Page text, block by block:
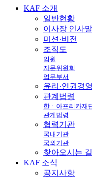
KAF 소개
일반현황
이사장 인사말
미션·비전
조직도
임원
자문위원회
업무부서
윤리·인권경영
관계법령
한ㆍ아프리카재
관계법령
협력기관
국내기관
국외기관
찾아오시는 길
KAF 소식
공지사항